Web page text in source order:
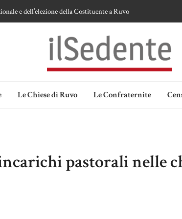
devozione alla Vergine a Ruvo di Puglia
Ipotesi e memorie.
e dell’elezione della Costituente a Ruvo
Le Chiese di Ruvo Le Confraternite
pastorali nelle